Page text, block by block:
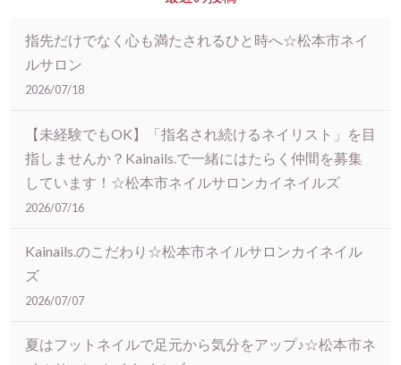
指先だけでなく心も満たされるひと時へ☆松本市ネイ
ルサロン
2026/07/18
【未経験でもOK】「指名され続けるネイリスト」を目
指しませんか？Kainails.で一緒にはたらく仲間を募集
しています！☆松本市ネイルサロンカイネイルズ
2026/07/16
Kainails.のこだわり☆松本市ネイルサロンカイネイル
ズ
2026/07/07
夏はフットネイルで足元から気分をアップ♪☆松本市ネ